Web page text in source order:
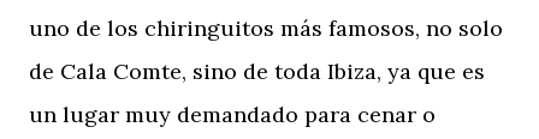
uno de los chiringuitos más famosos, no solo
de Cala Comte, sino de toda Ibiza, ya que es
un lugar muy demandado para cenar o